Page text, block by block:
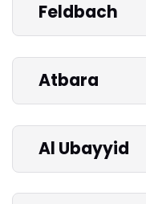
Feldbach
Atbara
Al Ubayyid